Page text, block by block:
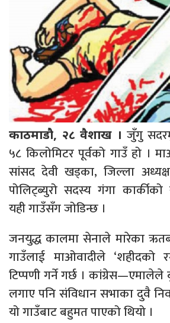
काठमाडौ, २८ वैशाख । जुँगु
५८ किलोमिटर पूर्वको गाउँ हो ।
सांसद देवी खड्का, जिल्ला
पोलिट्ब्युरो सदस्य गंगा कार्कीको
यही गाउँसँग जोडिन्छ ।
जनयुद्ध कालमा सेनाले मारेका
गाउँलाई माओवादीले ‘शहीदको
टिप्पणी गर्ने गर्छ ।
लगाए पनि संविधान सभाका दुवै
यो गाउँबाट बहुमत पाएको थियो ।